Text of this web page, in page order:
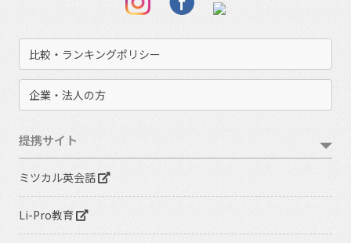
比較・ランキングポリシー
企業・法人の方
提携サイト
ミツカル英会話
Li-Pro教育